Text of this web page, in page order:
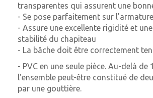
transparentes qui assurent une
- Se pose parfaitement sur l'armature
- Assure une excellente rigidité et
stabilité du chapiteau
- La bâche doit être correctement
- PVC en une seule pièce. Au-delà de
l'ensemble peut-être constitué de
par une gouttière.